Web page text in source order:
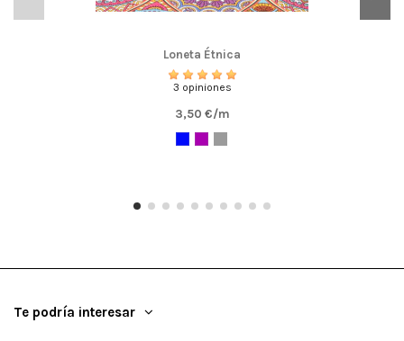
Loneta Étnica
3 opiniones
3,50 €/m
Te podría interesar